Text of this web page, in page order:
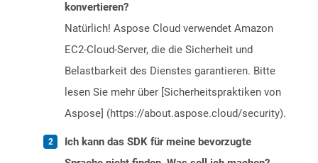
konvertieren?
Natürlich! Aspose Cloud verwendet Amazon
EC2-Cloud-Server, die die Sicherheit und
Belastbarkeit des Dienstes garantieren. Bitte
lesen Sie mehr über [Sicherheitspraktiken von
Aspose] (https://about.aspose.cloud/security).
Ich kann das SDK für meine bevorzugte